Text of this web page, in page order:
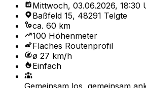
Mittwoch, 03.06.2026, 18:30
Baßfeld 15, 48291 Telgte
ca. 60 km
100 Höhenmeter
Flaches Routenprofil
ø 27 km/h
Einfach